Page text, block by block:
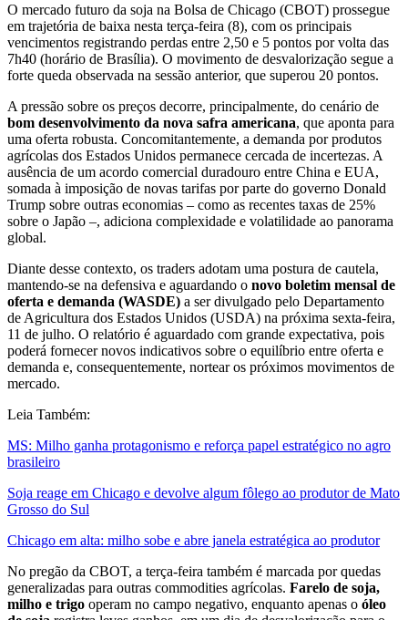
O mercado futuro da soja na Bolsa de Chicago (CBOT) prossegue
em trajetória de baixa nesta terça-feira (8), com os principais
vencimentos registrando perdas entre 2,50 e 5 pontos por volta das
7h40 (horário de Brasília). O movimento de desvalorização segue a
forte queda observada na sessão anterior, que superou 20 pontos.
A pressão sobre os preços decorre, principalmente, do cenário de
bom desenvolvimento da nova safra americana, que aponta para
uma oferta robusta. Concomitantemente, a demanda por produtos
agrícolas dos Estados Unidos permanece cercada de incertezas. A
ausência de um acordo comercial duradouro entre China e EUA,
somada à imposição de novas tarifas por parte do governo Donald
Trump sobre outras economias – como as recentes taxas de 25%
sobre o Japão –, adiciona complexidade e volatilidade ao panorama
global.
Diante desse contexto, os traders adotam uma postura de cautela,
mantendo-se na defensiva e aguardando o novo boletim mensal de
oferta e demanda (WASDE) a ser divulgado pelo Departamento
de Agricultura dos Estados Unidos (USDA) na próxima sexta-feira,
11 de julho. O relatório é aguardado com grande expectativa, pois
poderá fornecer novos indicativos sobre o equilíbrio entre oferta e
demanda e, consequentemente, nortear os próximos movimentos de
mercado.
Leia Também:
MS: Milho ganha protagonismo e reforça papel estratégico no agro
brasileiro
Soja reage em Chicago e devolve algum fôlego ao produtor de Mato
Grosso do Sul
Chicago em alta: milho sobe e abre janela estratégica ao produtor
No pregão da CBOT, a terça-feira também é marcada por quedas
generalizadas para outras commodities agrícolas. Farelo de soja,
milho e trigo operam no campo negativo, enquanto apenas o óleo